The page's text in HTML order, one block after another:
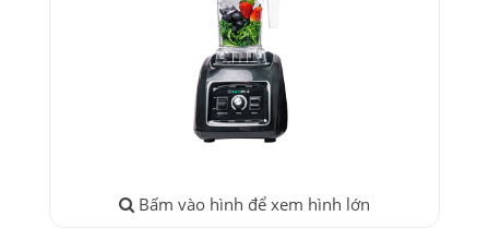
Bấm vào hình để xem hình lớn